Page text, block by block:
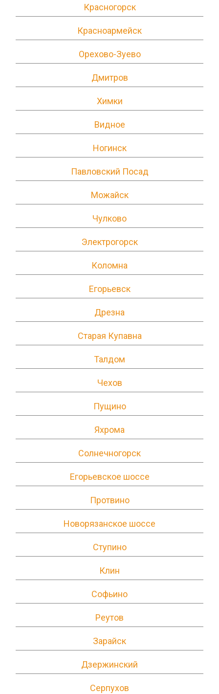
Красногорск
Красноармейск
Орехово-Зуево
Дмитров
Химки
Видное
Ногинск
Павловский Посад
Можайск
Чулково
Электрогорск
Коломна
Егорьевск
Дрезна
Старая Купавна
Талдом
Чехов
Пущино
Яхрома
Солнечногорск
Егорьевское шоссе
Протвино
Новорязанское шоссе
Ступино
Клин
Софьино
Реутов
Зарайск
Дзержинский
Серпухов